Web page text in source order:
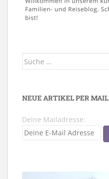
Suche
NEUE ARTIKEL PER MAIL
Deine Mailadresse: